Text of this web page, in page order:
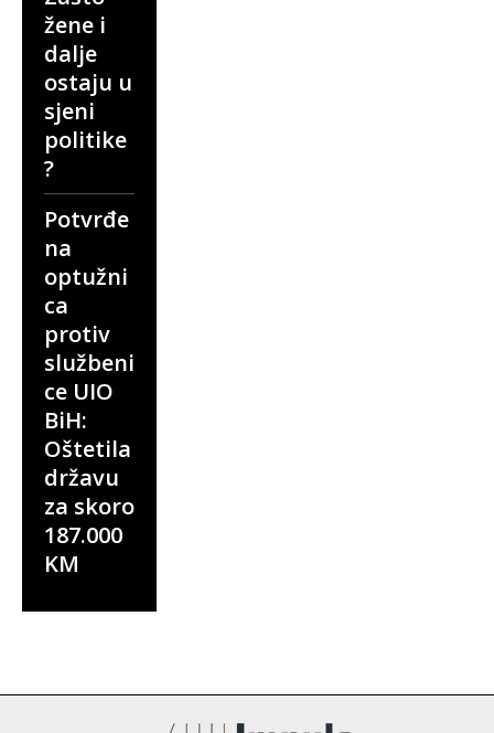
žene i
dalje
ostaju u
sjeni
politike
?
Potvrđe
na
optužni
ca
protiv
službeni
ce UIO
BiH:
Oštetila
državu
za skoro
187.000
KM